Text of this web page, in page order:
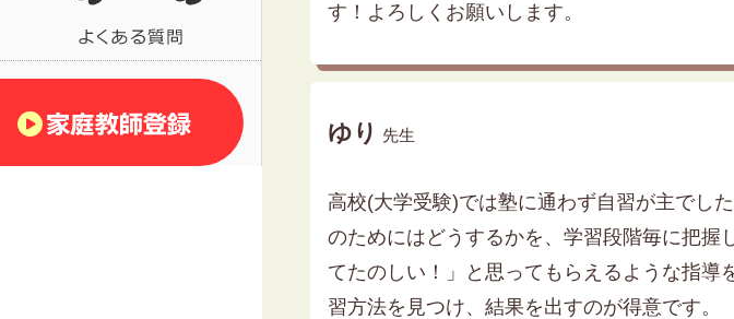
す！よろしくお願いします。
ゆり 先生
高校(大学受験)では塾に通わず自習が主でし
のためにはどうするかを、学習段階毎に把握
てたのしい！」と思ってもらえるような指
習方法を見つけ、結果を出すのが得意です。